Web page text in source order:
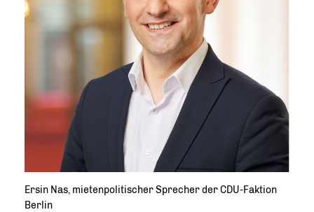
Ersin Nas, mietenpolitischer Sprecher der CDU-Faktion
Berlin